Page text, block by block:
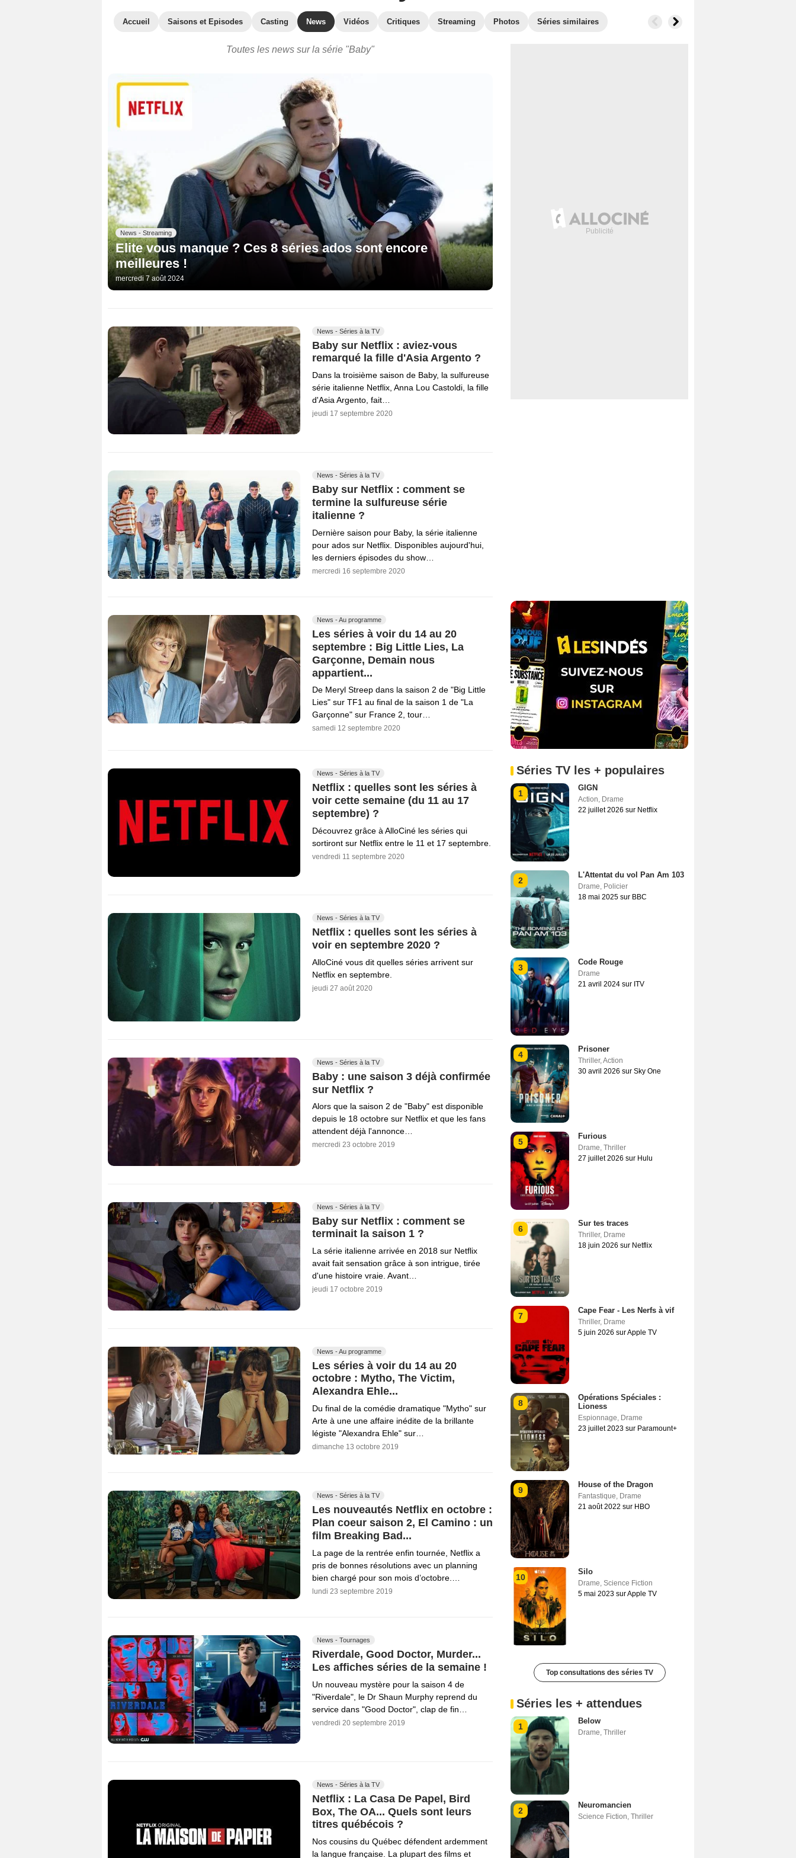
Accueil Saisons et Episodes Casting News Vidéos Critiques Streaming Photos Séries similaires
Toutes les news sur la série "Baby"
News - Streaming
Elite vous manque ? Ces 8 séries ados sont encore
meilleures !
mercredi 7 août 2024
News - Séries à la TV
Baby sur Netflix : aviez-vous
remarqué la fille d'Asia Argento ?
Dans la troisième saison de Baby, la sulfureuse
série italienne Netflix, Anna Lou Castoldi, la fille
d'Asia Argento, fait…
jeudi 17 septembre 2020
News - Séries à la TV
Baby sur Netflix : comment se
termine la sulfureuse série
italienne ?
Dernière saison pour Baby, la série italienne
pour ados sur Netflix. Disponibles aujourd'hui,
les derniers épisodes du show…
mercredi 16 septembre 2020
News - Au programme
Les séries à voir du 14 au 20
septembre : Big Little Lies, La
Garçonne, Demain nous
appartient...
De Meryl Streep dans la saison 2 de "Big Little
Lies" sur TF1 au final de la saison 1 de "La
Garçonne" sur France 2, tour…
samedi 12 septembre 2020
News - Séries à la TV
Netflix : quelles sont les séries à
voir cette semaine (du 11 au 17
septembre) ?
Découvrez grâce à AlloCiné les séries qui
sortiront sur Netflix entre le 11 et 17 septembre.
vendredi 11 septembre 2020
News - Séries à la TV
Netflix : quelles sont les séries à
voir en septembre 2020 ?
AlloCiné vous dit quelles séries arrivent sur
Netflix en septembre.
jeudi 27 août 2020
News - Séries à la TV
Baby : une saison 3 déjà confirmée
sur Netflix ?
Alors que la saison 2 de "Baby" est disponible
depuis le 18 octobre sur Netflix et que les fans
attendent déjà l'annonce…
mercredi 23 octobre 2019
News - Séries à la TV
Baby sur Netflix : comment se
terminait la saison 1 ?
La série italienne arrivée en 2018 sur Netflix
avait fait sensation grâce à son intrigue, tirée
d'une histoire vraie. Avant…
jeudi 17 octobre 2019
News - Au programme
Les séries à voir du 14 au 20
octobre : Mytho, The Victim,
Alexandra Ehle...
Du final de la comédie dramatique "Mytho" sur
Arte à une une affaire inédite de la brillante
légiste "Alexandra Ehle" sur…
dimanche 13 octobre 2019
News - Séries à la TV
Les nouveautés Netflix en octobre :
Plan coeur saison 2, El Camino : un
film Breaking Bad...
La page de la rentrée enfin tournée, Netflix a
pris de bonnes résolutions avec un planning
bien chargé pour son mois d’octobre.…
lundi 23 septembre 2019
News - Tournages
Riverdale, Good Doctor, Murder...
Les affiches séries de la semaine !
Un nouveau mystère pour la saison 4 de
"Riverdale", le Dr Shaun Murphy reprend du
service dans "Good Doctor", clap de fin…
vendredi 20 septembre 2019
News - Séries à la TV
Netflix : La Casa De Papel, Bird
Box, The OA... Quels sont leurs
titres québécois ?
Nos cousins du Québec défendent ardemment
la langue française. La plupart des films et
Séries TV les + populaires
1
GIGN
Action, Drame
22 juillet 2026 sur Netflix
2
L'Attentat du vol Pan Am 103
Drame, Policier
18 mai 2025 sur BBC
3
Code Rouge
Drame
21 avril 2024 sur ITV
4
Prisoner
Thriller,Action
30 avril 2026 sur Sky One
5
Furious
Drame, Thriller
27 juillet 2026 sur Hulu
6
Sur tes traces
Thriller, Drame
18 juin 2026 sur Netflix
7
Cape Fear - Les Nerfs à vif
Thriller, Drame
5 juin 2026 sur Apple TV
8
Opérations Spéciales :
Lioness
Espionnage, Drame
23 juillet 2023 sur Paramount+
9
House of the Dragon
Fantastique, Drame
21 août 2022 sur HBO
10
Silo
Drame, Science Fiction
5 mai 2023 sur Apple TV
Top consultations des séries TV
Séries les + attendues
1
Below
Drame, Thriller
2
Neuromancien
Science Fiction, Thriller